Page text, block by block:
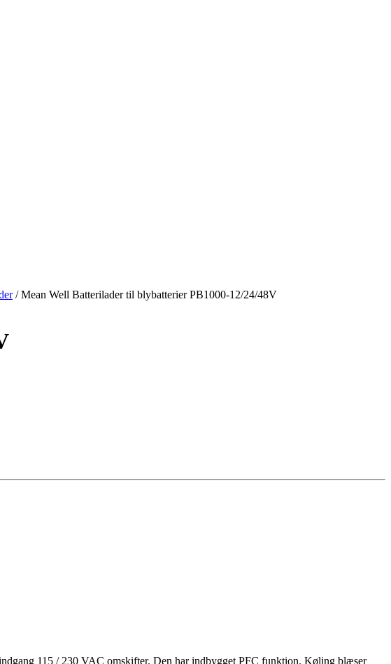
/ Mean Well Batterilader til blybatterier PB1000-12/24/48V
115 / 230 VAC omskifter. Den har indbygget PFC funktion. Køling blæser